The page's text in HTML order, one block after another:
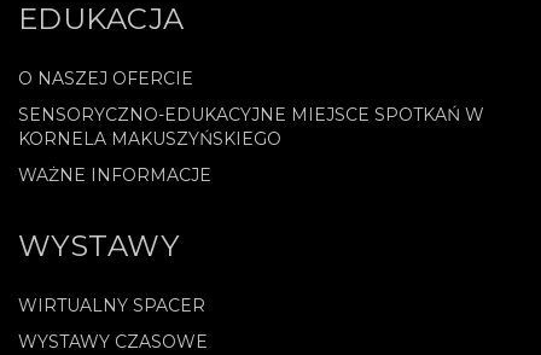
EDUKACJA
O NASZEJ OFERCIE
SENSORYCZNO-EDUKACYJNE MIEJSCE SPOTKAŃ W
KORNELA MAKUSZYŃSKIEGO
WAŻNE INFORMACJE
WYSTAWY
WIRTUALNY SPACER
WYSTAWY CZASOWE